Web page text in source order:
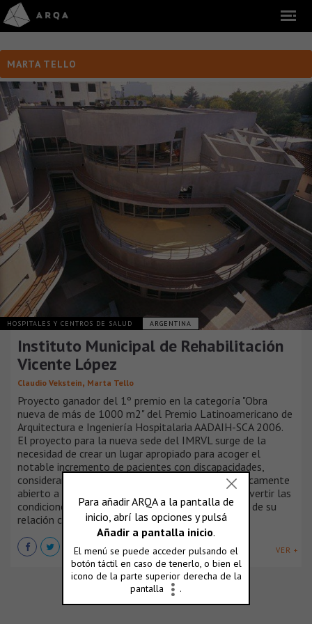
MARTA TELLO
HOSPITALES Y CENTROS DE SALUD ARGENTINA
Instituto Municipal de Rehabilitación
Vicente López
Claudio Vekstein, Marta Tello
Proyecto ganador del 1º premio en la categoría "Obra
nueva de más de 1000 m2" del Premio Latinoamericano de
Arquitectura e Ingeniería Hospitalaria AADAIH-SCA 2006.
El proyecto para la nueva sede del IMRVL surge de la
necesidad de crear un lugar apropiado para acoger el
notable incremento de pacientes con discapacidades,
considerando que este Instituto ha estado históricamente
abierto a toda la población y es gratuito, y para revertir las
condiciones de precariedad y aislamiento respecto de su
relación con la comunidad en general.
VER +